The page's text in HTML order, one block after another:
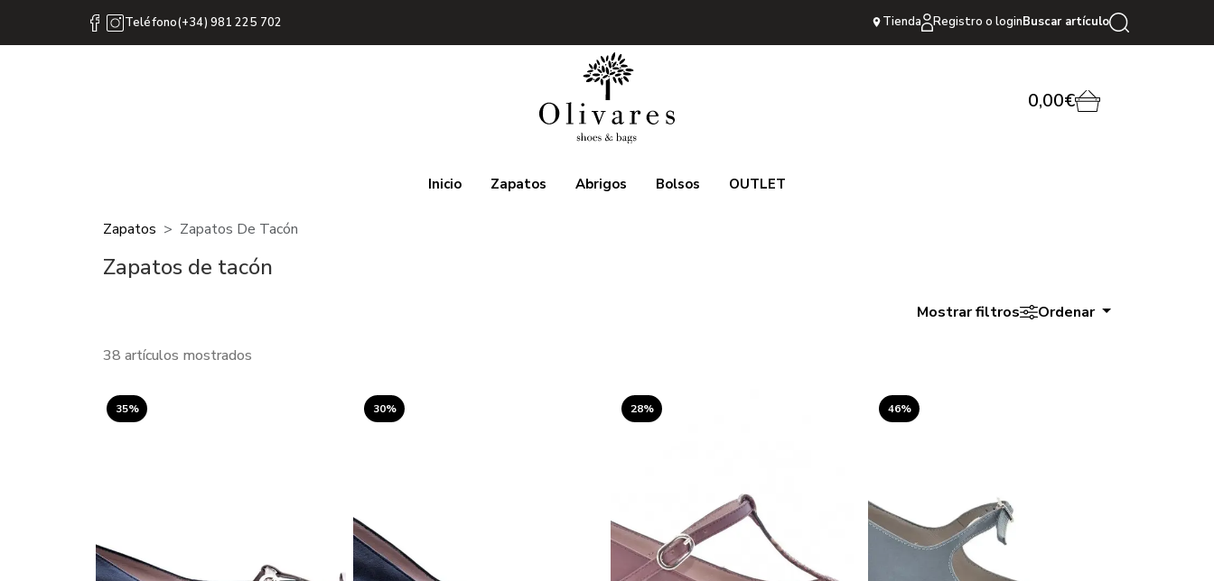
Teléfono(+34) 981 225 702 Tienda Registro o loginBuscar artículo
0,00€
Inicio Zapatos Abrigos Bolsos OUTLET
Zapatos Zapatos De Tacón
Zapatos de tacón
Mostrar filtros Ordenar
38 artículos mostrados
35% 30% 28% 46%